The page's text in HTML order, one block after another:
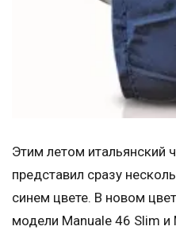
Этим летом итальянский
представил сразу
синем цвете. В новом
модели Manuale 46 Slim и